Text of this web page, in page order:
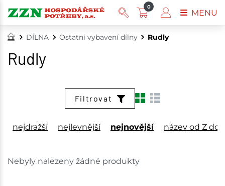
DÍLNA Ostatní vybavení dílny Rudly
Rudly
Filtrovat
nejdražší nejlevnější nejnovější název od Z do
Nebyly nalezeny žádné produkty
0
MENU